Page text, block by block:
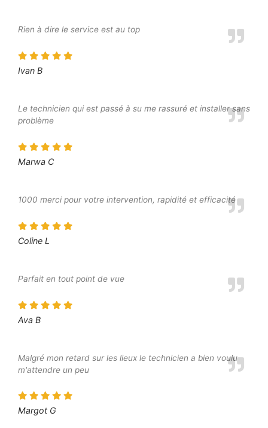
Rien à dire le service est au top
Ivan B
Le technicien qui est passé à su me rassuré et installer sans
problème
Marwa C
1000 merci pour votre intervention, rapidité et efficacité
Coline L
Parfait en tout point de vue
Ava B
Malgré mon retard sur les lieux le technicien a bien voulu
m'attendre un peu
Margot G